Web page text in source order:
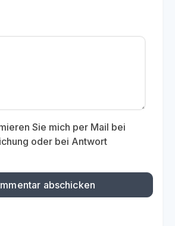
Sie mich per Mail bei
oder bei Antwort